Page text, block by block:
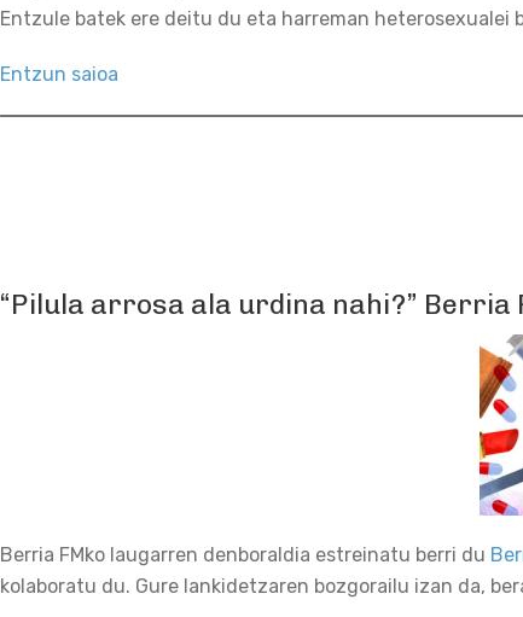
Entzule batek ere deitu du eta harreman
Entzun saioa
“Pilula arrosa ala urdina nahi?” Berria
Berria FMko laugarren denboraldia estreinatu berri du
kolaboratu du. Gure lankidetzaren bozgorailu izan da,